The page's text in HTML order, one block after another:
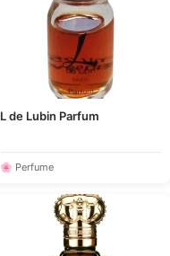
L de Lubin Parfum
🌸 Perfume